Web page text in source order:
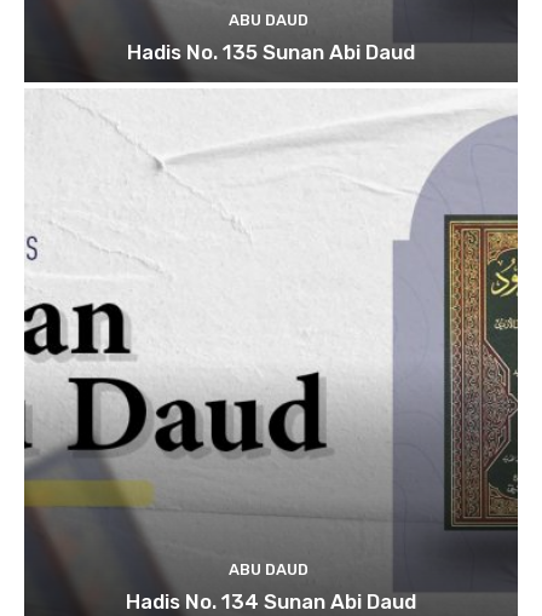
ABU DAUD
Hadis No. 135 Sunan Abi Daud
ABU DAUD
Hadis No. 134 Sunan Abi Daud